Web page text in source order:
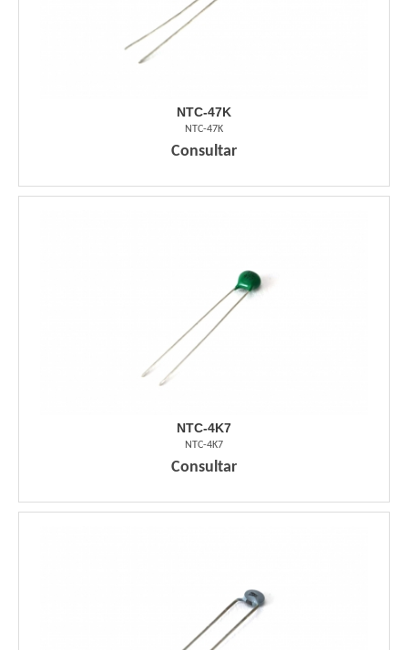
NTC-47K
NTC-47K
Consultar
NTC-4K7
NTC-4K7
Consultar